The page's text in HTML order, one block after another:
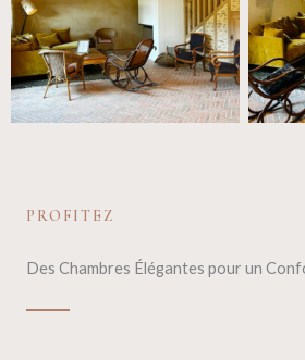
PROFITEZ
Des Chambres Élégantes pour un